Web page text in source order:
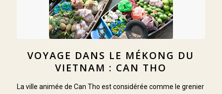
VOYAGE DANS LE MÉKONG DU
VIETNAM : CAN THO
La ville animée de Can Tho est considérée comme le grenier